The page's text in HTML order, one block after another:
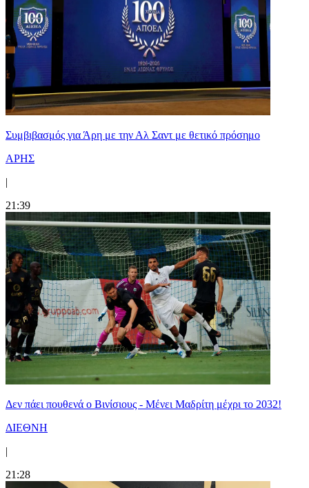
Συμβιβασμός για Άρη με την Αλ Σαντ με θετικό πρόσημο
ΑΡΗΣ
|
21:39
Δεν πάει πουθενά ο Βινίσιους - Μένει Μαδρίτη μέχρι το 2032!
ΔΙΕΘΝΗ
|
21:28